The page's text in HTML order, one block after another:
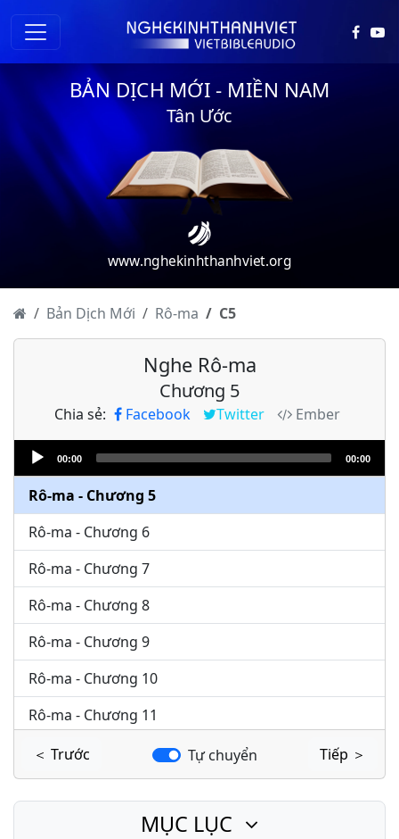
BẢN DỊCH MỚI - MIỀN NAM
Tân Ước
www.nghekinhthanhviet.org
Bản Dịch Mới Rô-ma C5
Nghe Rô-ma
Chương 5
Chia sẻ: Facebook Twitter
Ember
Audio
Player
00:00 00:00
Rô-ma - Chương 3
Rô-ma - Chương 4
Rô-ma - Chương 5
Rô-ma - Chương 6
Rô-ma - Chương 7
Rô-ma - Chương 8
Rô-ma - Chương 9
Rô-ma - Chương 10
Rô-ma - Chương 11
Rô-ma - Chương 12
Rô-ma - Chương 14
＜ Trước Tự chuyển Tiếp ＞
MỤC LỤC